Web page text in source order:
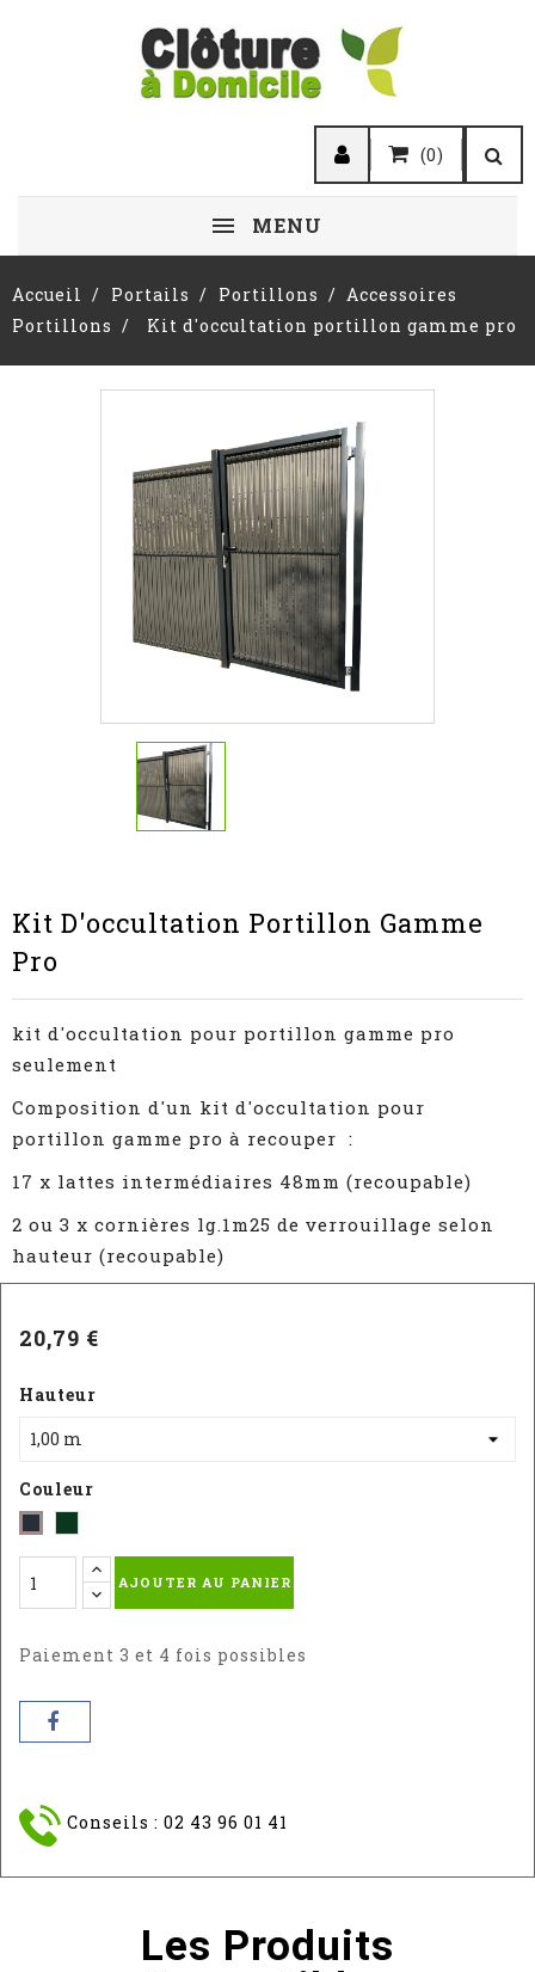
(0)
MENU
Accueil Portails Portillons
Accessoires
Portillons
Kit d'occultation portillon gamme pro
Kit D'occultation Portillon Gamme
Pro
kit d'occultation pour portillon gamme pro
seulement
Composition d'un kit d'occultation pour
portillon gamme pro à recouper :
17 x lattes intermédiaires 48mm (recoupable)
2 ou 3 x cornières lg.1m25 de verrouillage selon
hauteur (recoupable)
20,79 €
Hauteur
Couleur
Gris
-
RAL
-
RAL
AJOUTER AU PANIER
Paiement 3 et 4 fois possibles
Conseils : 02 43 96 01 41
Les Produits